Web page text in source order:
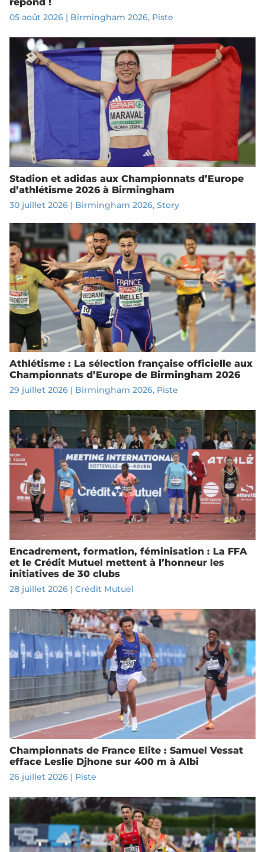
05 août 2026| Birmingham 2026, Piste
Stadion et adidas aux Championnats d’Europe
d’athlétisme 2026 à Birmingham
30 juillet 2026| Birmingham 2026, Story
Athlétisme : La sélection française officielle aux
Championnats d’Europe de Birmingham 2026
29 juillet 2026| Birmingham 2026, Piste
Encadrement, formation, féminisation : La FFA
et le Crédit Mutuel mettent à l’honneur les
initiatives de 30 clubs
28 juillet 2026| Crédit Mutuel
Championnats de France Elite : Samuel Vessat
efface Leslie Djhone sur 400 m à Albi
26 juillet 2026| Piste